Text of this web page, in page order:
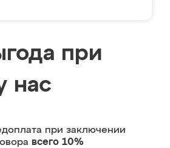
при
нас
при заключении
всего 10%